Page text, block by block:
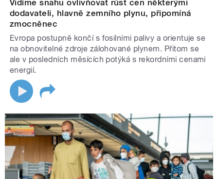
Vidíme snahu ovlivňovat růst cen některými
dodavateli, hlavně zemního plynu, připomíná
zmocněnec
Evropa postupně končí s fosilními palivy a orientuje se
na obnovitelné zdroje zálohované plynem. Přitom se
ale v posledních měsících potýká s rekordními cenami
energií.